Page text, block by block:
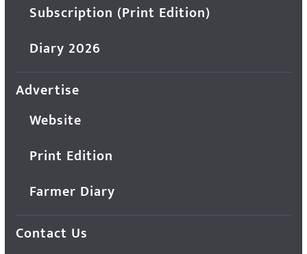
Subscription (Print Edition)
Diary 2026
Advertise
Website
Print Edition
Farmer Diary
Contact Us